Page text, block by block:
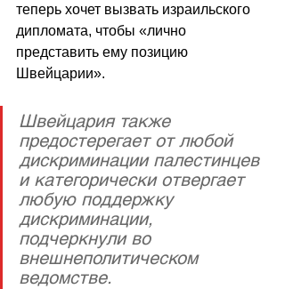
теперь хочет вызвать израильского
дипломата, чтобы «лично
представить ему позицию
Швейцарии».
Швейцария также
предостерегает от любой
дискриминации палестинцев
и категорически отвергает
любую поддержку
дискриминации,
подчеркнули во
внешнеполитическом
ведомстве.